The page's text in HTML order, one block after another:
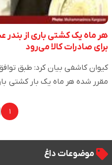
هر ماه یک کشتی باری از بندر
برای صادرات کالا می‌رود
کیوان کاشفی بیان کرد: طبق
مقرر شده هر ماه یک بار کشتی
۱
موضوعات داغ